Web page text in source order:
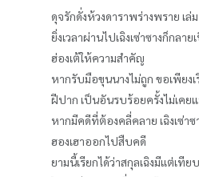
ดุจรักดั่งห้วงดาราพร่างพราย เล่
ยิ่งเวลาผ่านไปเฉิงเซ่าซางก็กลา
ฮ่องเต้ให้ความสำคัญ
หากรับมือขุนนางไม่ถูก ขอเพียง
ฝีปาก เป็นอันรบร้อยครั้งไม่เคย
หากมีคดีที่ต้องคลี่คลาย เฉิงเซ่า
ฮองเฮาออกไปสืบคดี
ยามนี้เรียกได้ว่าสกุลเฉิงมีแต่เทีย